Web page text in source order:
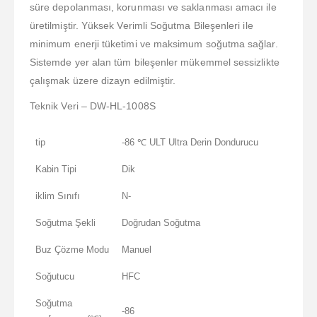
süre depolanması, korunması ve saklanması amacı ile
üretilmiştir. Yüksek Verimli Soğutma Bileşenleri ile
minimum enerji tüketimi ve maksimum soğutma sağlar.
Sistemde yer alan tüm bileşenler mükemmel sessizlikte
çalışmak üzere dizayn edilmiştir.
Teknik Veri – DW-HL-1008S
tip -86 ℃ ULT Ultra Derin Dondurucu
Kabin Tipi Dik
iklim Sınıfı N-
Soğutma Şekli Doğrudan Soğutma
Buz Çözme Modu Manuel
Soğutucu HFC
Soğutma
-86